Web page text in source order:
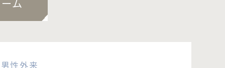
ム
男性外来